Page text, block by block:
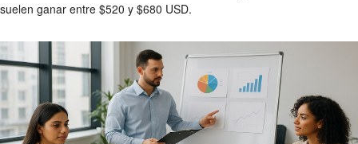
suelen ganar entre $520 y $680 USD.